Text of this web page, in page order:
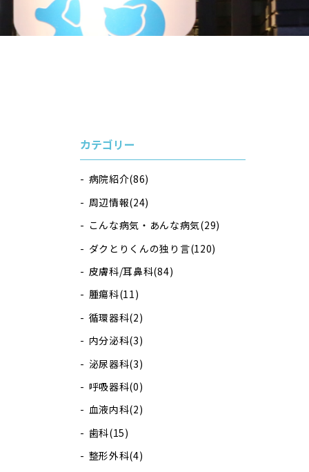
カテゴリー
病院紹介(86)
周辺情報(24)
こんな病気・あんな病気(29)
ダクとりくんの独り言(120)
皮膚科/耳鼻科(84)
腫瘍科(11)
循環器科(2)
内分泌科(3)
泌尿器科(3)
呼吸器科(0)
血液内科(2)
歯科(15)
整形外科(4)